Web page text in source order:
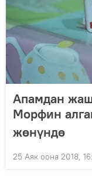
Апамдан
Морфин
жөнүндө
25 Аяк оона 2018,